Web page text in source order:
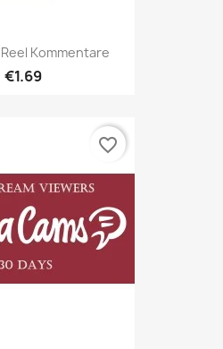
Kommentare
€1.69
favorite_border